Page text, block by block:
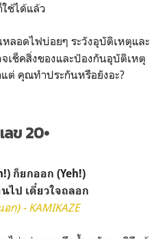
ช้ได้แล้ว
ลอดไฟบ่อยๆ ระวังอุบัติเหตุและ
เช็คสิ่งของและป้องกันอุบัติเหตุ
ต่ คุณทำประกันหรือยังอะ?
ลข 20•
ก็ยกออก (Yeh!)
ไป เดี๋ยวใจถลอก
ก) - KAMIKAZE